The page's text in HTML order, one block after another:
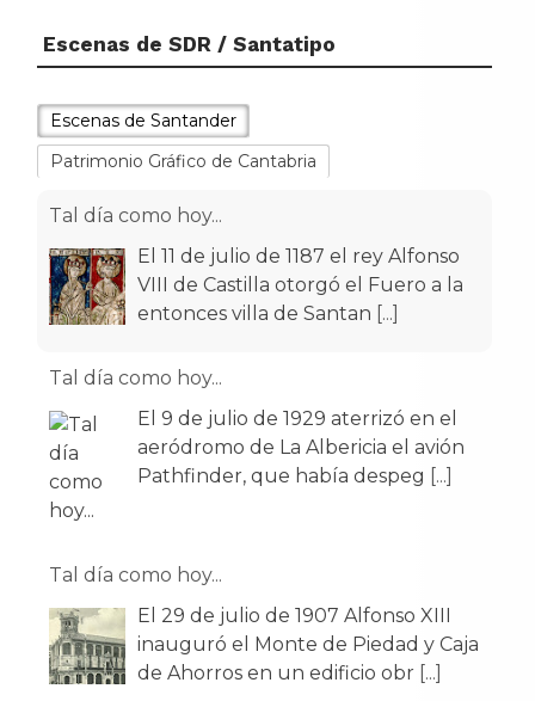
Escenas de SDR / Santatipo
Escenas de Santander
Patrimonio Gráfico de Cantabria
Tal día como hoy...
El 11 de julio de 1187 el rey Alfonso
VIII de Castilla otorgó el Fuero a la
entonces villa de Santan [...]
Tal día como hoy...
El 9 de julio de 1929 aterrizó en el
aeródromo de La Albericia el avión
Pathfinder, que había despeg [...]
Tal día como hoy...
El 29 de julio de 1907 Alfonso XIII
inauguró el Monte de Piedad y Caja
de Ahorros en un edificio obr [...]